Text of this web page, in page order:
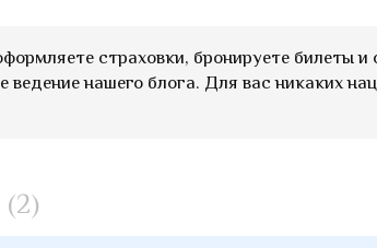
страховки, бронируете билеты и
ведение нашего блога. Для вас никаких
(2)